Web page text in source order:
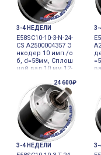
3-4 НЕДЕЛИ
E58SC10-10-3-N-24-
CS A2500004357 Э
нкодер 10 имп./о
б, d=58мм, Сплош
ной вал 10 мм 12-
альный
3-
24 600₽
3-4 НЕДЕЛИ 3-